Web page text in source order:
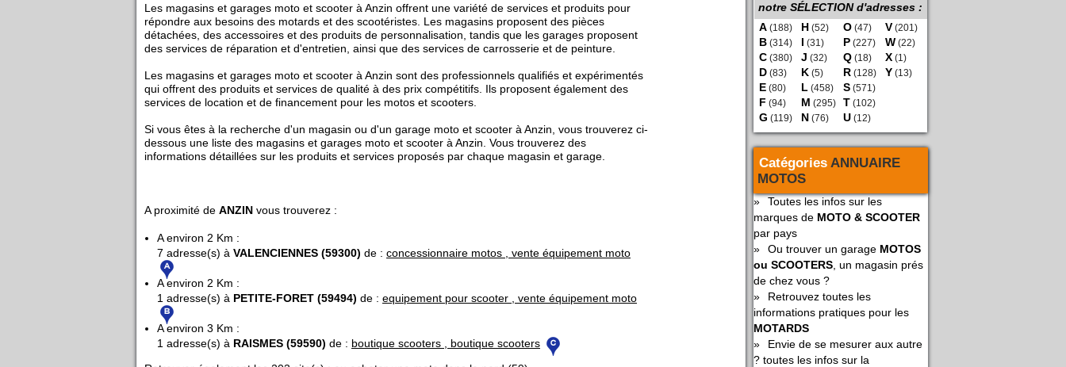
notre SÉLECTION d'adresses :
A (188)
B (314)
C (380)
D (83)
E (80)
F (94)
G (119)
H (52)
I (31)
J (32)
K (5)
L (458)
M (295)
N (76)
O (47)
P (227)
Q (18)
R (128)
S (571)
T (102)
U (12)
V (201)
W (22)
X (1)
Y (13)
Catégories ANNUAIRE
MOTOS
»
Toutes les infos sur les
marques de MOTO & SCOOTER
par pays
»
Ou trouver un garage MOTOS
ou SCOOTERS , un magasin prés
de chez vous ?
»
Retrouvez toutes les
informations pratiques pour les
MOTARDS
»
Envie de se mesurer aux autre
? toutes les infos sur la
Les magasins et garages moto et scooter à Anzin offrent une variété de services et produits pour
répondre aux besoins des motards et des scootéristes. Les magasins proposent des pièces
détachées, des accessoires et des produits de personnalisation, tandis que les garages proposent
des services de réparation et d'entretien, ainsi que des services de carrosserie et de peinture.
Les magasins et garages moto et scooter à Anzin sont des professionnels qualifiés et expérimentés
qui offrent des produits et services de qualité à des prix compétitifs. Ils proposent également des
services de location et de financement pour les motos et scooters.
Si vous êtes à la recherche d'un magasin ou d'un garage moto et scooter à Anzin, vous trouverez ci-
dessous une liste des magasins et garages moto et scooter à Anzin. Vous trouverez des
informations détaillées sur les produits et services proposés par chaque magasin et garage.
A proximité de ANZIN vous trouverez :
A environ 2 Km :
7 adresse(s) à VALENCIENNES (59300) de : concessionnaire motos , vente équipement moto
A environ 2 Km :
1 adresse(s) à PETITE-FORET (59494) de : equipement pour scooter , vente équipement moto
A environ 3 Km :
1 adresse(s) à RAISMES (59590) de : boutique scooters , boutique scooters